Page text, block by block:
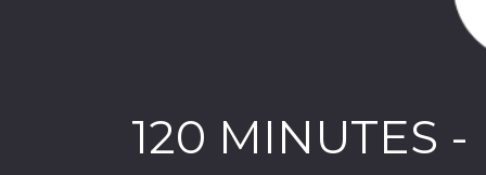
120 MINUTES